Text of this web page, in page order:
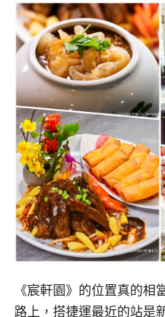
《宸軒園》的位置真的相
路上，搭捷運最近的站是